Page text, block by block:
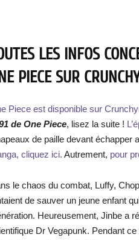
LES INFOS
PIECE SUR
Piece est disponible sur
de One Piece, lisez la suite !
de paille devant échapper
cliquez ici. Autrement, pour
le chaos du combat, Luffy,
de sauver un jeune enfant
Heureusement, Jinbe a
Dr Vegapunk. Pendant